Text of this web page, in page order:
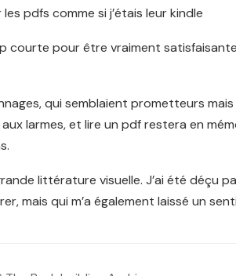
pdfs comme si j’étais leur kindle
pour être vraiment
qui semblaient prometteurs
larmes, et lire un pdf restera en
littérature visuelle. J’ai été déçu
mais qui m’a également laissé un